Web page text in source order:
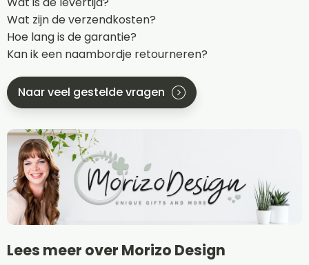
Wat zijn de verzendkosten?
Hoe lang is de garantie?
Kan ik een naambordje retourneren?
Naar veel gestelde vragen
Lees meer over Morizo Design